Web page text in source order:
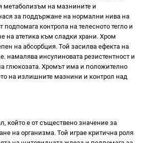
метаболизъм на мазнините и
за поддържане на нормални нива на
подпомага контрола на телесното тегло и
на атетика към сладки храни. Хром
на абсорбция. Той засилва ефекта на
намалява инсулиновата резистентност и
глюкозата. Хромът има и положително
на излишните мазнини и контрол над
който е от съществено значение за
на организма. Той играе критична роля